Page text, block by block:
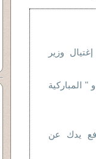
وزير
" المباركية
يدك عن